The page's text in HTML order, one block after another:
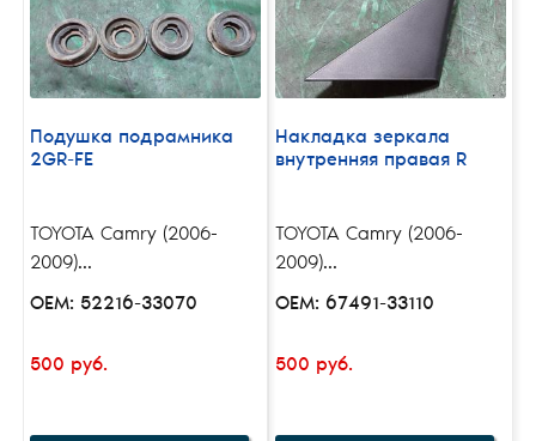
Подушка подрамника
2GR-FE
TOYOTA Camry (2006-
2009)...
OEM: 52216-33070
500 руб.
Накладка зеркала
внутренняя правая R
TOYOTA Camry (2006-
2009)...
OEM: 67491-33110
500 руб.